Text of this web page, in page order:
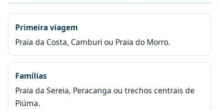
Primeira viagem
Praia da Costa, Camburi ou Praia do Morro.
Famílias
Praia da Sereia, Peracanga ou trechos centrais de
Piúma.